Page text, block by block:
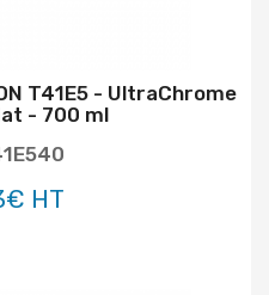
T41E5 - UltraChrome
- 700 ml
HT